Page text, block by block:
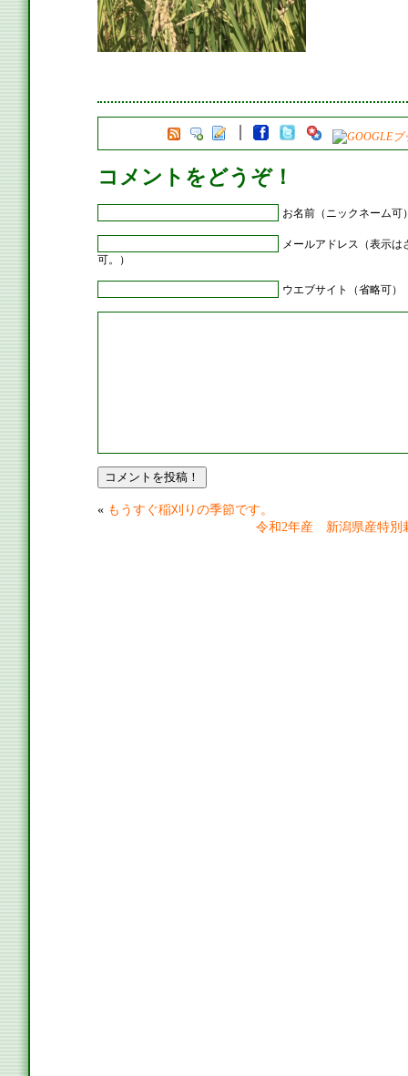
コメントをどうぞ！
お名前（ニックネーム可
メールアドレス（表示
可。）
ウエブサイト（省略可）
« もうすぐ稲刈りの季節です。
令和2年産 新潟県産特別